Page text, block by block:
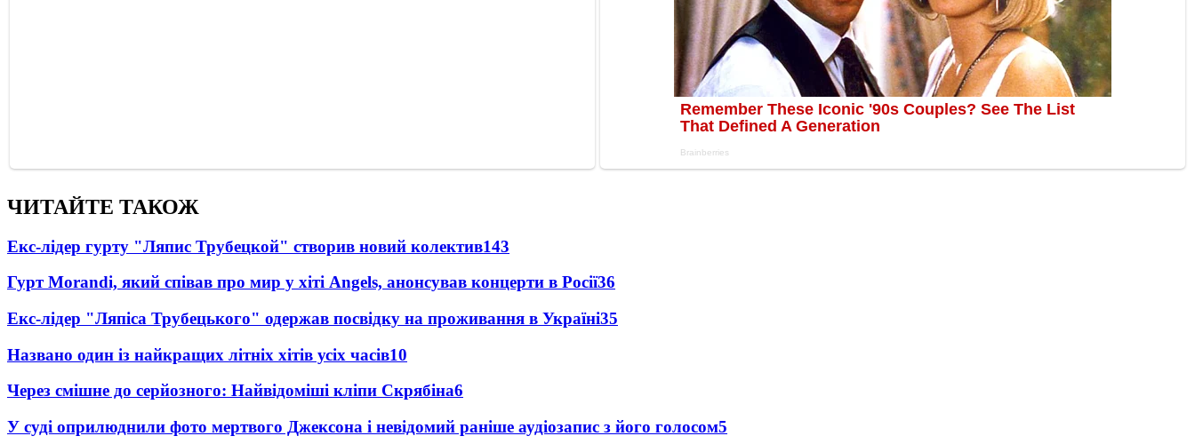
ЧИТАЙТЕ ТАКОЖ
Екс-лідер гурту "Ляпис Трубецкой" створив новий колектив143
Гурт Morandi, який співав про мир у хіті Angels, анонсував концерти в Росії36
Екс-лідер "Ляпіса Трубецького" одержав посвідку на проживання в Україні35
Названо один із найкращих літніх хітів усіх часів10
Через смішне до серйозного: Найвідоміші кліпи Скрябіна6
У суді оприлюднили фото мертвого Джексона і невідомий раніше аудіозапис з його голосом5